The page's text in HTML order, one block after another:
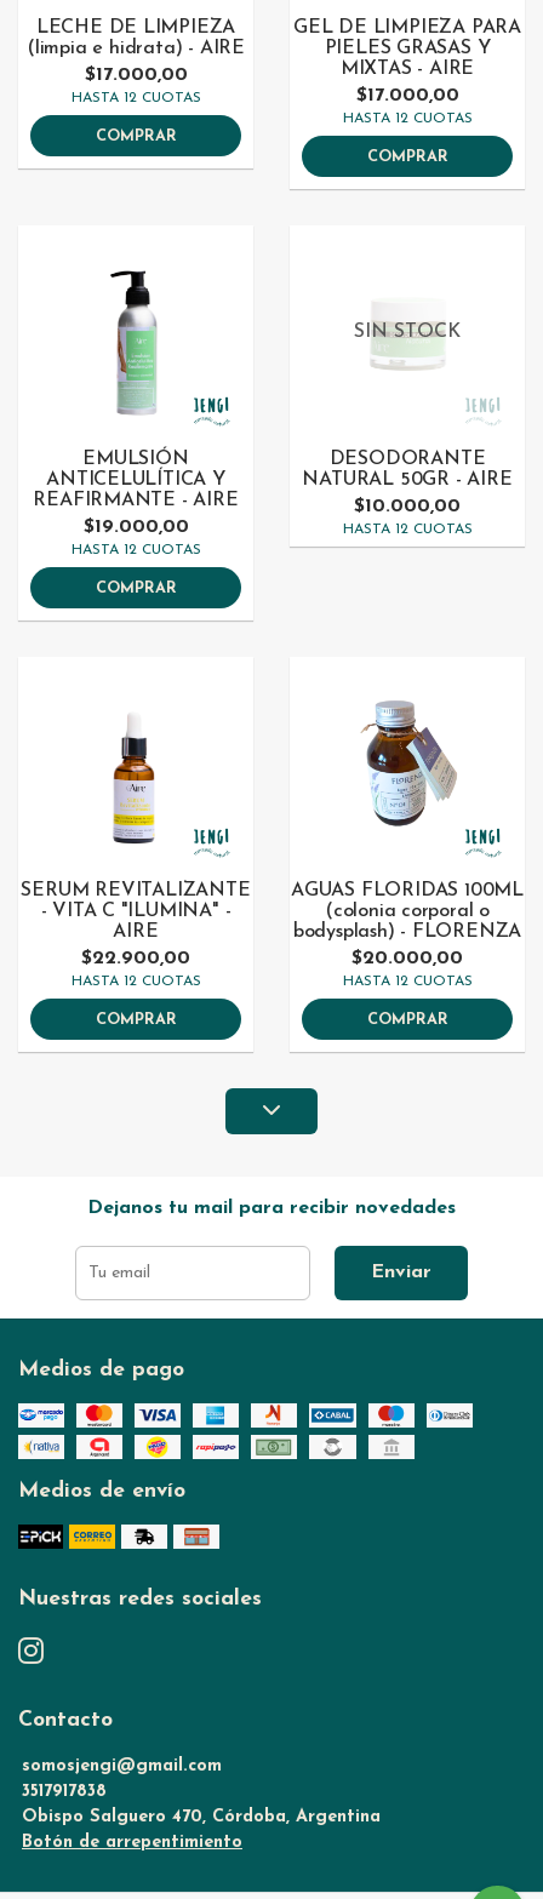
LECHE DE LIMPIEZA
(limpia e hidrata) - AIRE
$17.000,00
HASTA 12 CUOTAS
COMPRAR
GEL DE LIMPIEZA PARA
PIELES GRASAS Y
MIXTAS - AIRE
$17.000,00
HASTA 12 CUOTAS
COMPRAR
EMULSIÓN
ANTICELULÍTICA Y
REAFIRMANTE - AIRE
$19.000,00
HASTA 12 CUOTAS
COMPRAR
SIN STOCK
DESODORANTE
NATURAL 50GR - AIRE
$10.000,00
HASTA 12 CUOTAS
SERUM REVITALIZANTE
- VITA C "ILUMINA" -
AIRE
$22.900,00
HASTA 12 CUOTAS
COMPRAR
AGUAS FLORIDAS 100ML
(colonia corporal o
bodysplash) - FLORENZA
$20.000,00
HASTA 12 CUOTAS
COMPRAR
Dejanos tu mail para recibir novedades
Enviar
Medios de pago
Medios de envío
Nuestras redes sociales
Contacto
somosjengi@gmail.com
3517917838
Obispo Salguero 470, Córdoba, Argentina
Botón de arrepentimiento